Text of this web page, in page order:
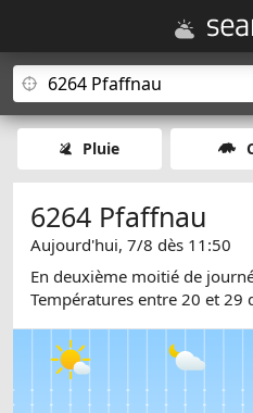
Pluie
6264 Pfaffnau
Aujourd'hui, 7/8 dès 11:50
En deuxième moitié de
Températures entre 20 et 29